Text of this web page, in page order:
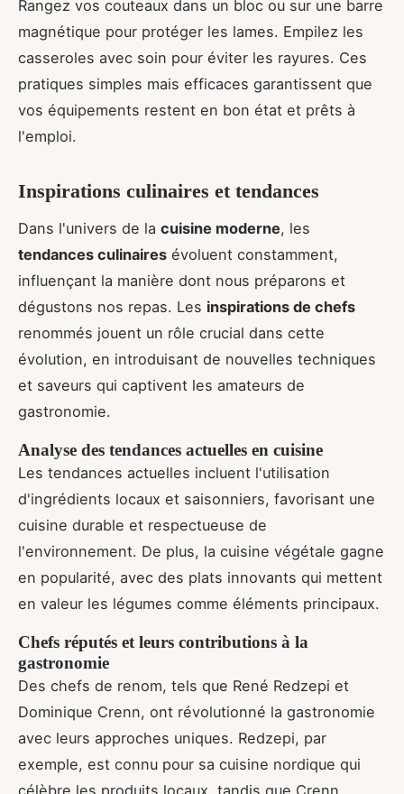
Rangez vos couteaux dans un bloc ou sur une barre
magnétique pour protéger les lames. Empilez les
casseroles avec soin pour éviter les rayures. Ces
pratiques simples mais efficaces garantissent que
vos équipements restent en bon état et prêts à
l'emploi.
Inspirations culinaires et tendances
Dans l'univers de la cuisine moderne, les
tendances culinaires évoluent constamment,
influençant la manière dont nous préparons et
dégustons nos repas. Les inspirations de chefs
renommés jouent un rôle crucial dans cette
évolution, en introduisant de nouvelles techniques
et saveurs qui captivent les amateurs de
gastronomie.
Analyse des tendances actuelles en cuisine
Les tendances actuelles incluent l'utilisation
d'ingrédients locaux et saisonniers, favorisant une
cuisine durable et respectueuse de
l'environnement. De plus, la cuisine végétale gagne
en popularité, avec des plats innovants qui mettent
en valeur les légumes comme éléments principaux.
Chefs réputés et leurs contributions à la
gastronomie
Des chefs de renom, tels que René Redzepi et
Dominique Crenn, ont révolutionné la gastronomie
avec leurs approches uniques. Redzepi, par
exemple, est connu pour sa cuisine nordique qui
célèbre les produits locaux, tandis que Crenn